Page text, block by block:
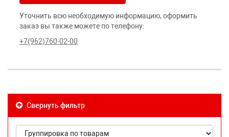
Уточнить всю необходимую информацию, оформить
заказ вы также можете по телефону:
+7(962)760-02-00
Свернуть фильтр